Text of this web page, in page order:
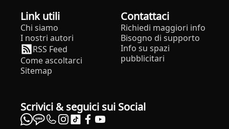
Link utili
Chi siamo
I nostri autori
RSS Feed
Come ascoltarci
Sitemap
Contattaci
Richiedi maggiori info
Bisogno di supporto
Info su spazi
pubblicitari
Scrivici & seguici sui Social